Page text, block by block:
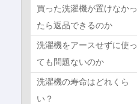
買った洗濯機が置けなかっ
たら返品できるのか
洗濯機をアースせずに使っ
ても問題ないのか
洗濯機の寿命はどれくら
い？